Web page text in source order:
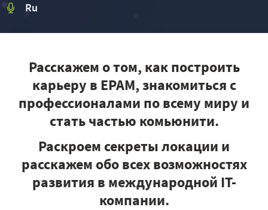
Ru
Расскажем о том, как построить
карьеру в EPAM, знакомиться с
профессионалами по всему миру и
стать частью комьюнити.
Раскроем секреты локации и
расскажем обо всех возможностях
развития в международной IT-
компании.